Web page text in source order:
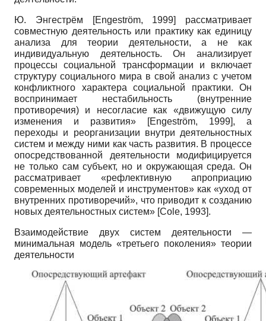
Ю. Энгестрём Engeström, 1999
рассматривает
совместную деятельность или практику как единицу
анализа для теории деятельности, а не как
индивидуальную деятельность. Он анализирует
процессы социальной трансформации и включает
структуру социального мира в свой анализ с учетом
конфликтного характера социальной практики. Он
воспринимает нестабильность (внутренние
противоречия) и несогласие как «движущую силу
изменения и развития»
Engeström, 1999 , а
переходы и реорганизации внутри деятельностных
систем и между ними как часть развития. В процессе
опосредствованной деятельности модифицируется
не только сам субъект, но и окружающая среда. Он
рассматривает «рефлективную апроприацию
современных моделей и инструментов» как «уход от
внутренних противоречий», что приводит к созданию
новых деятельностных систем» Cole, 1993 .
Взаимодействие двух систем деятельности —
минимальная модель «третьего поколения» теории
деятельности